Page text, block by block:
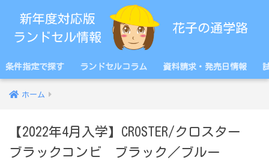
条件指定で探す ランドセルコラム 資料請求・発売日情報
ホーム
【2022年4月入学】CROSTER/クロスター
ブラックコンビ ブラック／ブルー